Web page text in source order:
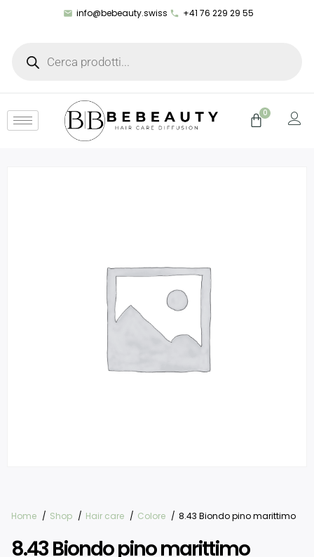
info@bebeauty.swiss +41 76 229 29 55
0
Home Shop Hair care Colore 8.43 Biondo pino marittimo
8.43 Biondo pino marittimo